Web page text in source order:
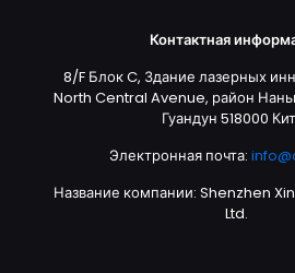
Контактная
8/F Блок C, Здание лазерных
North Central Avenue, район
Гуандун 518000
Электронная почта:
Название компании: Shenzhen
Ltd.